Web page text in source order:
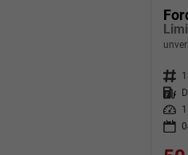
Fahrzeugnr.
Kraftstoff
Leistung